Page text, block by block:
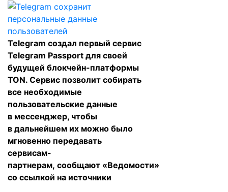
Telegram создал первый сервис
Telegram Passport для своей
будущей блокчейн-платформы
TON. Сервис позволит собирать
все необходимые
пользовательские данные
в мессенджер, чтобы
в дальнейшем их можно было
мгновенно передавать
сервисам-
партнерам, сообщают «Ведомости»
со ссылкой на источники